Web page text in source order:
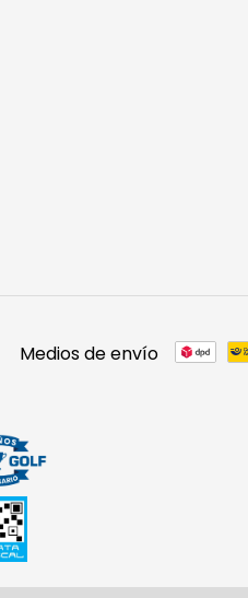
Medios de envío